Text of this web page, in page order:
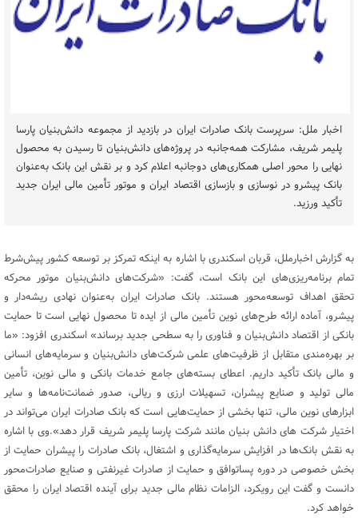
اخبار ملل: سرپرست بانک صادرات ایران در بازدید از مجموعه دانش‌بنیان پارسا
پلیمر شریف، مشارکت همه‌جانبه در پروژه‌های دانش‌بنیان تا رسیدن به محصول
نهایی را محور اصلی همکاری‌های دوجانبه اعلام کرد و بر نقش این بانک به‌عنوان
بانک پیشرو در نوسازی و بازسازی اقتصاد ایران و موتور تأمین مالی ایران جدید
تأکید ورزید.
به گزارش اخبارملل، قربان اسکندری با اشاره به اینکه تمرکز بر توسعه کشور پیش‌شرط
تمام برنامه‌ریزی‌های این بانک است، گفت: «شرکت‌های دانش‌بنیان موتور محرکه
تحقق اهداف توسعه‌محور هستند. بانک صادرات ایران به‌عنوان نهادی ریشه‌دار و
پیشرو، آماده ارائه طرح‌های نوین تأمین مالی از ایده تا محصول نهایی است تا حمایت
بانکی از اقتصاد دانش‌بنیان و فناوری را به سطحی جدید برساند» اسکندری افزود: «ما
بر بهره‌مندی متقابل از ظرفیت‌های علمی شرکت‌های دانش‌بنیان و سرمایه‌های انسانی
و مالی بانک تأکید داریم. اعطای بسته‌های جامع خدمات بانکی و مالی نوین، تأمین
مالی تولید و صنایع پیشران، تسهیلات ارزی و ریالی، صدور ضمانت‌نامه‌ها و سایر
ابزارهای نوین مالی، تنها بخشی از حمایت‌هایی است که بانک صادرات ایران می‌تواند در
اختیار شرکت های دانش بنیان مانند شرکت پارسا پلیمر شریف قرار دهد».وی با اشاره
به نقش بانک‌ها در افزایش سرمایه‌گذاری و اشتغال، بانک صادرات را پیشران حمایت از
بخش خصوصی در دوره پساتوافق و حمایت از صادرات غیرنفتی و صنایع صادرات‌محور
دانست و گفت این رویکرد، الزامات نظام مالی جدید برای آینده اقتصاد ایران را محقق
خواهد کرد.